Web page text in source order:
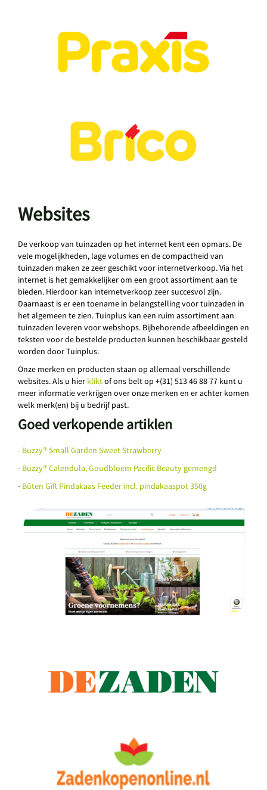
Websites
De verkoop van tuinzaden op het internet kent een opmars. De
vele mogelijkheden, lage volumes en de compactheid van
tuinzaden maken ze zeer geschikt voor internetverkoop. Via het
internet is het gemakkelijker om een groot assortiment aan te
bieden. Hierdoor kan internetverkoop zeer succesvol zijn.
Daarnaast is er een toename in belangstelling voor tuinzaden in
het algemeen te zien. Tuinplus kan een ruim assortiment aan
tuinzaden leveren voor webshops. Bijbehorende afbeeldingen en
teksten voor de bestelde producten kunnen beschikbaar gesteld
worden door Tuinplus.
Onze merken en producten staan op allemaal verschillende
websites. Als u hier kliktof ons belt op +(31) 513 46 88 77 kunt u
meer informatie verkrijgen over onze merken en er achter komen
welk merk(en) bij u bedrijf past.
Goed verkopende artiklen
- Buzzy® Small Garden Sweet Strawberry
- Buzzy® Calendula, Goudbloem Pacific Beauty gemengd
- Bûten Gift Pindakaas Feeder incl. pindakaaspot 350g